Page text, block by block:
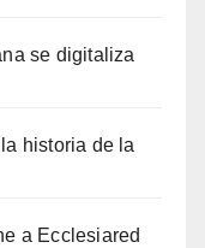
se digitaliza
historia de la
a Ecclesiared